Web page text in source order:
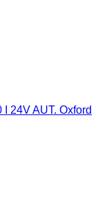
24V AUT. Oxford